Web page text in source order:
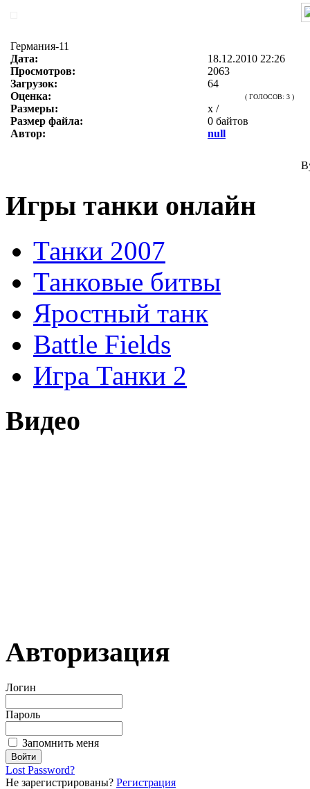
Германия-11
Дата:
18.12.2010 22:26
Просмотров:
2063
Загрузок:
64
Оценка:
( ГОЛОСОВ: 3 )
Размеры:
x /
Размер файла:
0 байтов
Автор:
null
Игры танки онлайн
Танки 2007
Танковые битвы
Яростный танк
Battle Fields
Игра Танки 2
Видео
Авторизация
Логин
Пароль
Запомнить меня
Lost Password?
Не зарегистрированы? Регистрация